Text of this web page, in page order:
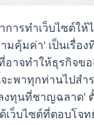
ารทำเว็บไซต์ให้
คุ้มค่า' เป็นเรื่อ
อาจทำให้ธุรกิจข
พาทุกท่านไปสำ
ลงทุนที่ชาญฉลาด'
เว็บไซต์ที่ตอบโจท